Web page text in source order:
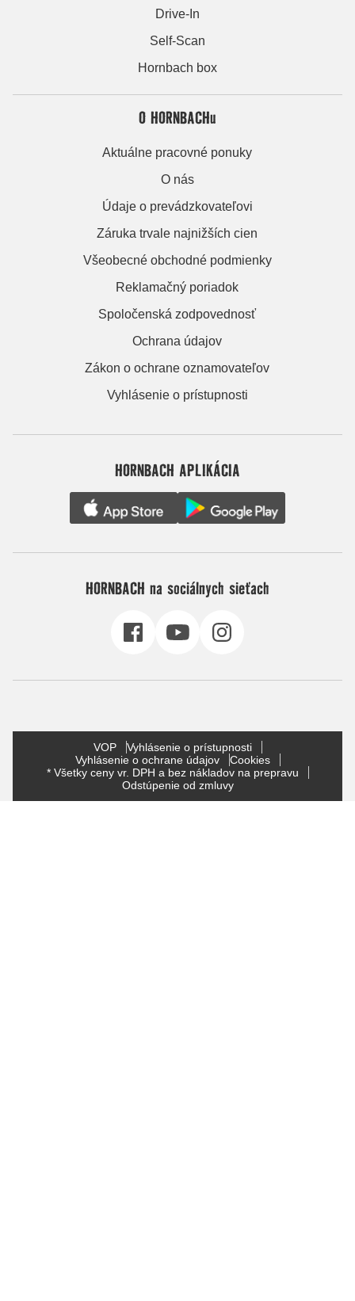
Drive-In
Self-Scan
Hornbach box
O HORNBACHu
Aktuálne pracovné ponuky
O nás
Údaje o prevádzkovateľovi
Záruka trvale najnižších cien
Všeobecné obchodné podmienky
Reklamačný poriadok
Spoločenská zodpovednosť
Ochrana údajov
Zákon o ochrane oznamovateľov
Vyhlásenie o prístupnosti
HORNBACH APLIKÁCIA
HORNBACH na sociálnych sieťach
VOP
Vyhlásenie o prístupnosti
Vyhlásenie o ochrane údajov
Cookies
* Všetky ceny vr. DPH a bez nákladov na prepravu
Odstúpenie od zmluvy